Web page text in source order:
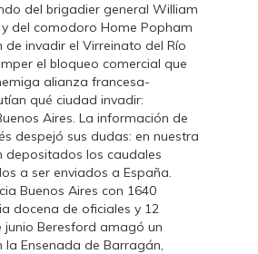
del brigadier general William
del comodoro Home Popham
de invadir el Virreinato del Río
el bloqueo comercial que
alianza francesa-
qué ciudad invadir:
Aires. La información de
despejó sus dudas: en nuestra
depositados los caudales
a ser enviados a España.
Buenos Aires con 1640
docena de oficiales y 12
junio Beresford amagó un
la Ensenada de Barragán,